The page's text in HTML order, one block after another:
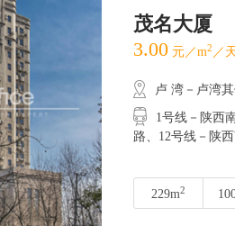
茂名大厦
3.00 元／m2 ／
卢 湾－卢湾
1号线－陕西
路、12号线－陕
229m2